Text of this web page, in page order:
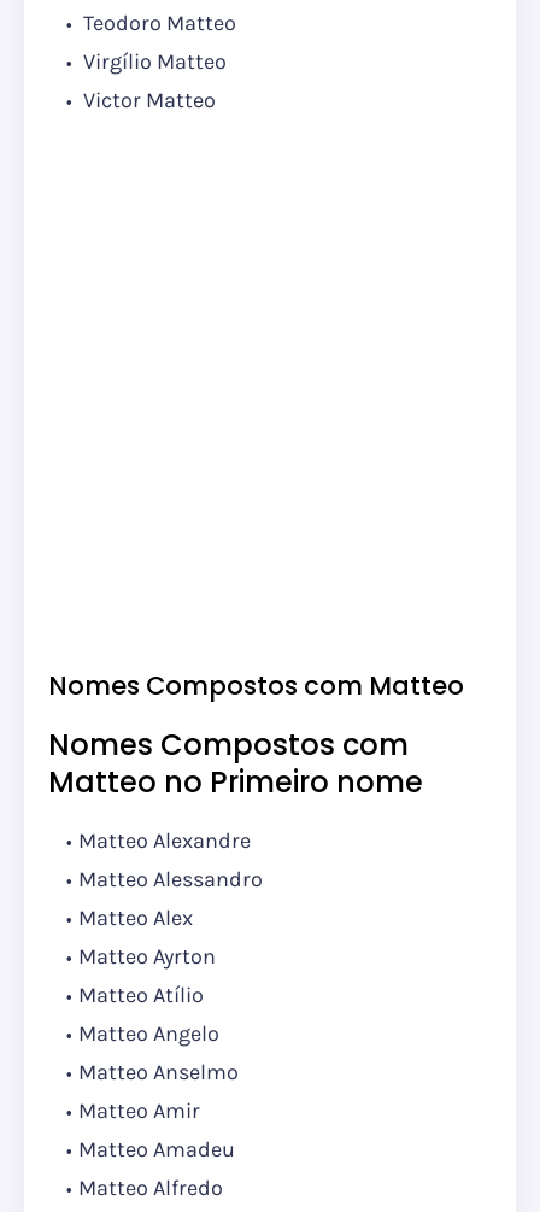
Teodoro Matteo
Virgílio Matteo
Victor Matteo
Nomes Compostos com Matteo
Nomes Compostos com
Matteo no Primeiro nome
Matteo Alexandre
Matteo Alessandro
Matteo Alex
Matteo Ayrton
Matteo Atílio
Matteo Angelo
Matteo Anselmo
Matteo Amir
Matteo Amadeu
Matteo Alfredo